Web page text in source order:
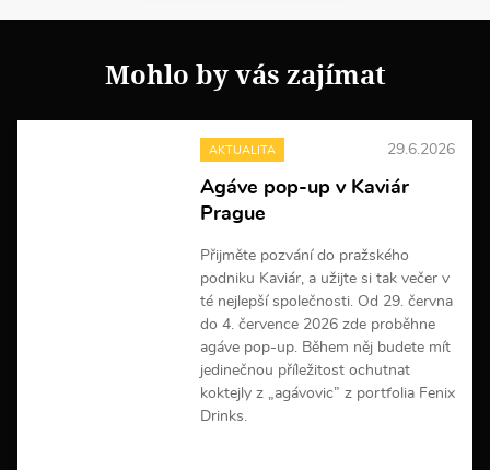
Mohlo by vás zajímat
AKTUALITA 29.6.2026
Agáve pop-up v Kaviár
Prague
Přijměte pozvání do pražského
podniku Kaviár, a užijte si tak večer v
té nejlepší společnosti. Od 29. června
do 4. července 2026 zde proběhne
agáve pop-up. Během něj budete mít
jedinečnou příležitost ochutnat
koktejly z „agávovic” z portfolia Fenix
Drinks.